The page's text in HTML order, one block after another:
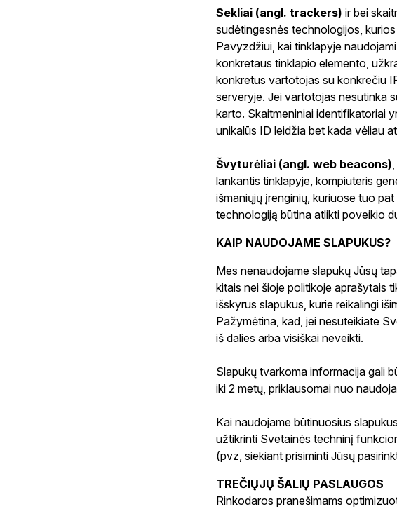
Sekliai (angl. trackers) ir bei
sudėtingesnės technologijos,
Pavyzdžiui, kai tinklapyje
konkretaus tinklapio elemento,
konkretus vartotojas su konkrečiu
serveryje. Jei vartotojas nesutinka
karto. Skaitmeniniai identifikatoriai
unikalūs ID leidžia bet kada vėliau
Švyturėliai (angl. web beacons)
lankantis tinklapyje, kompiuteris
išmaniųjų įrenginių, kuriuose tuo
technologiją būtina atlikti poveikio
KAIP NAUDOJAME SLAPUKUS?
Mes nenaudojame slapukų Jūsų
kitais nei šioje politikoje aprašytais
išskyrus slapukus, kurie reikalingi
Pažymėtina, kad, jei nesuteikiate
iš dalies arba visiškai neveikti.
Slapukų tvarkoma informacija gali
iki 2 metų, priklausomai nuo
Kai naudojame būtinuosius
užtikrinti Svetainės techninį
(pvz, siekiant prisiminti Jūsų
TREČIŲJŲ ŠALIŲ PASLAUGOS
Rinkodaros pranešimams